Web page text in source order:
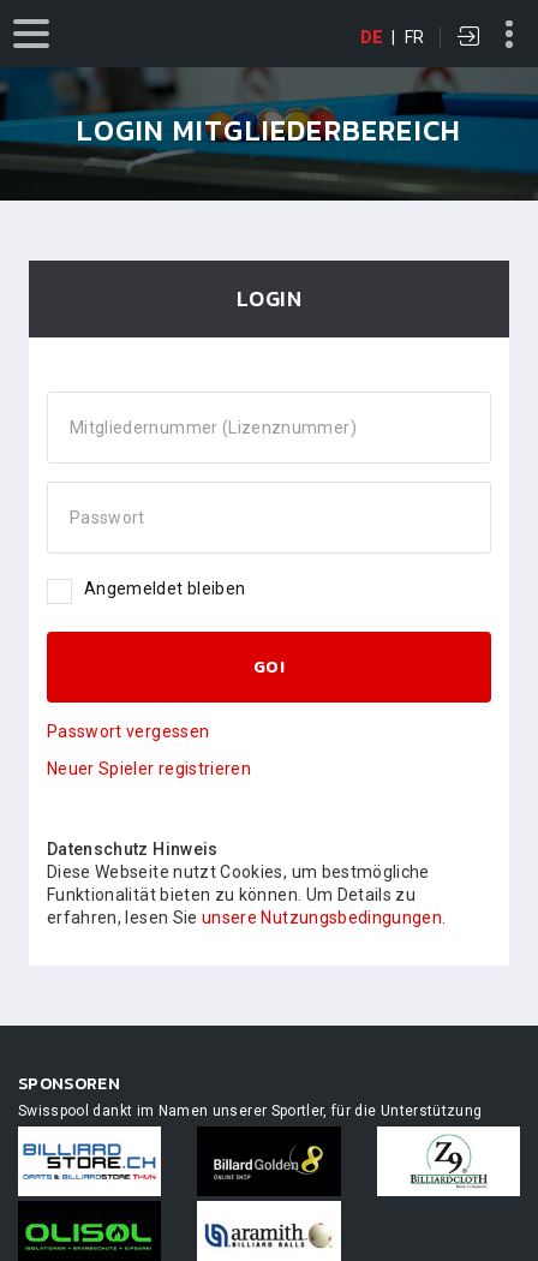
DE | FR
LOGIN MITGLIEDERBEREICH
LOGIN
Mitgliedernummer (Lizenznummer)
Passwort
Angemeldet bleiben
GO!
Passwort vergessen
Neuer Spieler registrieren
Datenschutz Hinweis
Diese Webseite nutzt Cookies, um bestmögliche
Funktionalität bieten zu können. Um Details zu
erfahren, lesen Sie unsere Nutzungsbedingungen.
SPONSOREN
Swisspool dankt im Namen unserer Sportler, für die Unterstützung